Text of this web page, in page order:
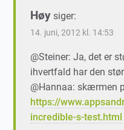
Høy siger:
14. juni, 2012 kl. 14:53
@Steiner: Ja, det er
ihvertfald har den
@Hannaa: skærmen
https://
incredible-s-test.html